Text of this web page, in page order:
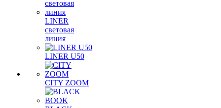
LINER
световая
линия
LINER U50
CITY ZOOM